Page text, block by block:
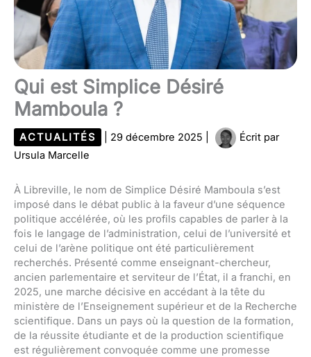
Qui est Simplice Désiré
Mamboula ?
ACTUALITÉS 29 décembre 2025
Écrit par
Ursula Marcelle
À Libreville, le nom de Simplice Désiré Mamboula s’est
imposé dans le débat public à la faveur d’une séquence
politique accélérée, où les profils capables de parler à la
fois le langage de l’administration, celui de l’université et
celui de l’arène politique ont été particulièrement
recherchés. Présenté comme enseignant-chercheur,
ancien parlementaire et serviteur de l’État, il a franchi, en
2025, une marche décisive en accédant à la tête du
ministère de l’Enseignement supérieur et de la Recherche
scientifique. Dans un pays où la question de la formation,
de la réussite étudiante et de la production scientifique
est régulièrement convoquée comme une promesse